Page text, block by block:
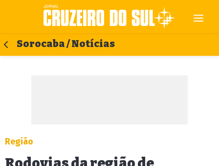
Sorocaba / Notícias
Região